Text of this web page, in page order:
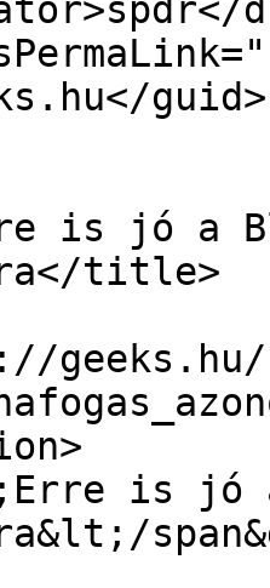
guid>
title>
geeks.hu/
is jó